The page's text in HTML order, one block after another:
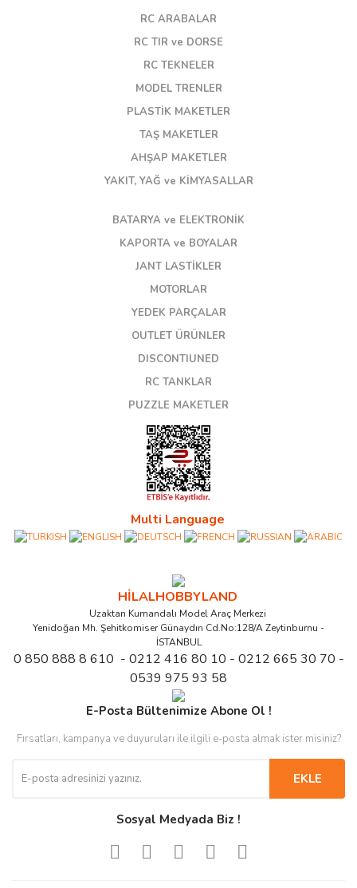
RC ARABALAR
RC TIR ve DORSE
RC TEKNELER
MODEL TRENLER
PLASTİK MAKETLER
TAŞ MAKETLER
AHŞAP MAKETLER
YAKIT, YAĞ ve KİMYASALLAR
BATARYA ve ELEKTRONİK
KAPORTA ve BOYALAR
JANT LASTİKLER
MOTORLAR
YEDEK PARÇALAR
OUTLET ÜRÜNLER
DISCONTIUNED
RC TANKLAR
PUZZLE MAKETLER
Multi Language
HİLALHOBBYLAND
Uzaktan Kumandalı Model Araç Merkezi
Yenidoğan Mh. Şehitkomiser Günaydın Cd.No:128/A Zeytinburnu -
İSTANBUL
0 850 888 8 610 - 0212 416 80 10 - 0212 665 30 70 -
0539 975 93 58
E-Posta Bültenimize Abone Ol !
Fırsatları, kampanya ve duyuruları ile ilgili e-posta almak ister misiniz?
EKLE
Sosyal Medyada Biz !